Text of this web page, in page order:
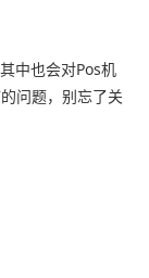
中也会对Pos机
问题，别忘了关